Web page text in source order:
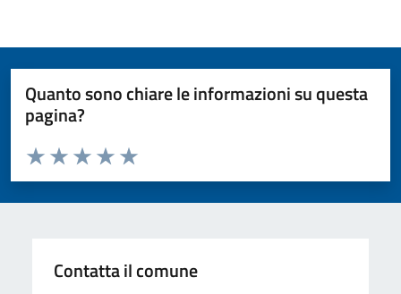
Quanto sono chiare le informazioni su questa
pagina?
Valuta da 1 a 5 stelle la pagina
Valuta 5 stelle su 5
Valuta 4 stelle su 5
Valuta 3 stelle su 5
Valuta 2 stelle su 5
Valuta 1 stelle su 5
Contatta il comune